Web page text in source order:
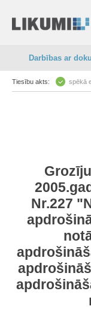
Darbības ar
Tiesību akts: spēkā
Nr.227